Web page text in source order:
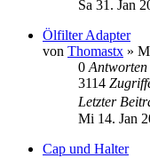
Sa 31. Jan
Ölfilter Adapter
von Thomastx »
0 Antworten
3114
Letzter
Mi 14. Jan
Cap und Halter